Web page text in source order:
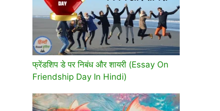
फ्रेंडशिप डे पर निबंध और शायरी (Essay On
Friendship Day In Hindi)